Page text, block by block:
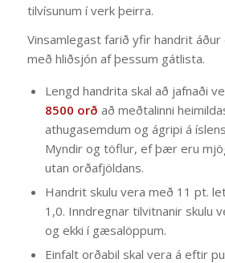
tilvísunum í verk þeirra.
Vinsamlegast farið yfir handrit áður
með hliðsjón af þessum gátlista.
Lengd handrita skal að jafnaði
8500 orð að meðtalinni
athugasemdum og ágripi á
Myndir og töflur, ef þær eru
utan orðafjöldans.
Handrit skulu vera með 11 pt.
1,0. Inndregnar tilvitnanir skulu
og ekki í gæsalöppum.
Einfalt orðabil skal vera á eftir